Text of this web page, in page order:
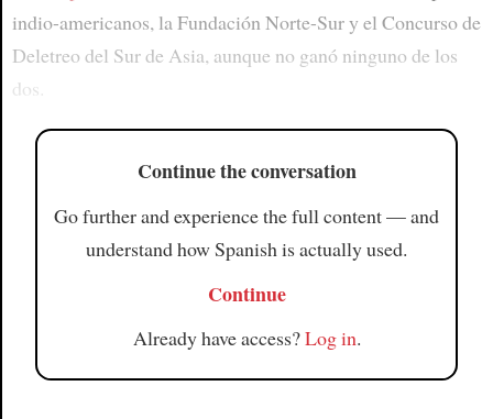
indio-americanos, la Fundación Norte-Sur y el Concurso de
Deletreo del Sur de Asia, aunque no ganó ninguno de los
dos.
Continue the conversation
Go further and experience the full content — and
understand how Spanish is actually used.
Continue
Already have access?Log in.